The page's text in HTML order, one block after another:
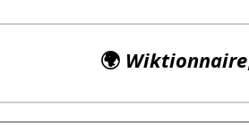
🌍 Wiktionnaire